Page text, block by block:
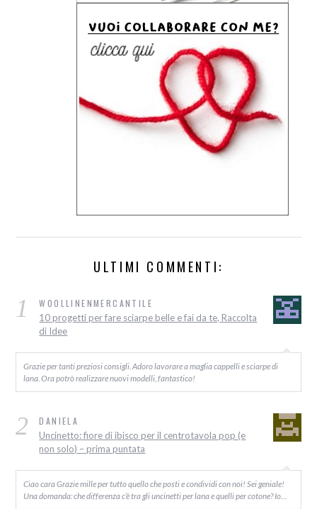
ULTIMI COMMENTI:
1 WOOLLINENMERCANTILE
10 progetti per fare sciarpe belle e fai da te, Raccolta
di Idee
Grazie per tanti preziosi consigli. Adoro lavorare a maglia cappelli e sciarpe di
lana. Ora potrò realizzare nuovi modelli, fantastico!
2 DANIELA
Uncinetto: fiore di ibisco per il centrotavola pop (e
non solo) – prima puntata
Ciao cara Grazie mille per tutto quello che posti e condividi con noi! Sei geniale!
Una domanda: che differenza c’è tra gli uncinetti per lana e quelli per cotone? Io…